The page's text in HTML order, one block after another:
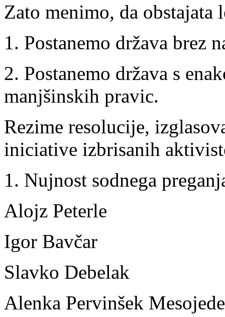
Zato menimo, da
1. Postanemo država brez
2. Postanemo država s
manjšinskih pravic.
Rezime resolucije,
iniciative izbrisanih
1. Nujnost sodnega
Alojz Peterle
Igor Bavčar
Slavko Debelak
Alenka Pervinšek